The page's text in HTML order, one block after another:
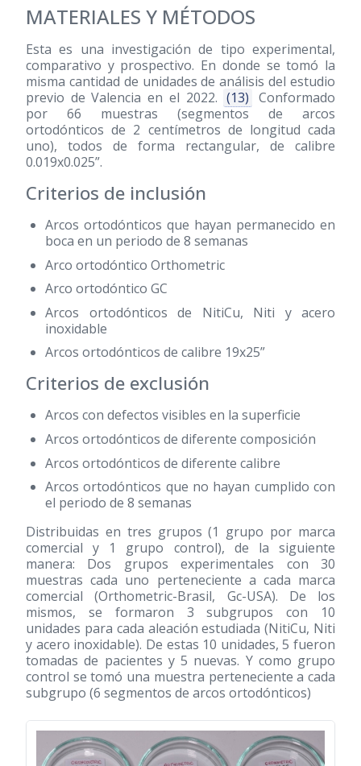
MATERIALES Y MÉTODOS
Esta es una investigación de tipo experimental,
comparativo y prospectivo. En donde se tomó la
misma cantidad de unidades de análisis del estudio
previo de Valencia en el 2022. (13) Conformado
por 66 muestras (segmentos de arcos
ortodónticos de 2 centímetros de longitud cada
uno), todos de forma rectangular, de calibre
0.019x0.025”.
Criterios de inclusión
Arcos ortodónticos que hayan permanecido en
boca en un periodo de 8 semanas
Arco ortodóntico Orthometric
Arco ortodóntico GC
Arcos ortodónticos de NitiCu, Niti y acero
inoxidable
Arcos ortodónticos de calibre 19x25”
Criterios de exclusión
Arcos con defectos visibles en la superficie
Arcos ortodónticos de diferente composición
Arcos ortodónticos de diferente calibre
Arcos ortodónticos que no hayan cumplido con
el periodo de 8 semanas
Distribuidas en tres grupos (1 grupo por marca
comercial y 1 grupo control), de la siguiente
manera: Dos grupos experimentales con 30
muestras cada uno perteneciente a cada marca
comercial (Orthometric-Brasil, Gc-USA). De los
mismos, se formaron 3 subgrupos con 10
unidades para cada aleación estudiada (NitiCu, Niti
y acero inoxidable). De estas 10 unidades, 5 fueron
tomadas de pacientes y 5 nuevas. Y como grupo
control se tomó una muestra perteneciente a cada
subgrupo (6 segmentos de arcos ortodónticos)